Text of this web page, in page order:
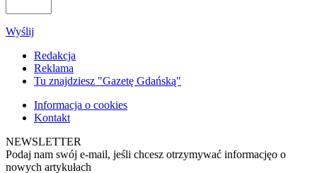
Wyślij
Redakcja
Reklama
Tu znajdziesz "Gazetę Gdańską"
Informacja o cookies
Kontakt
NEWSLETTER
Podaj nam swój e-mail, jeśli chcesz otrzymywać informacjęo o
nowych artykułach